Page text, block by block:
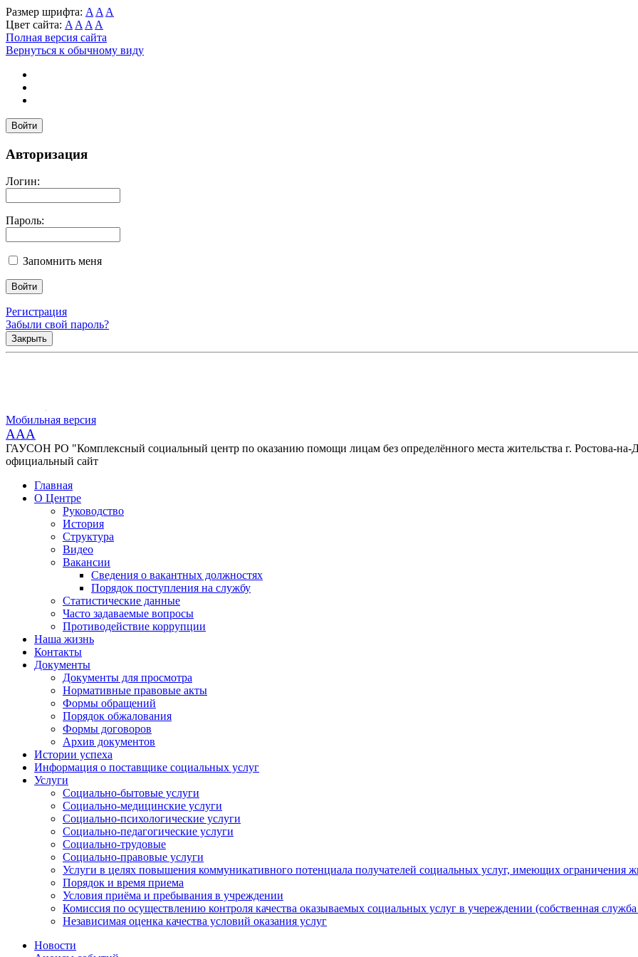
Размер шрифта: A A A
Цвет сайта: A A A A
Полная версия сайта
Вернуться к обычному виду
Войти
Авторизация
Логин:
Пароль:
Запомнить меня
Регистрация
Забыли свой пароль?
Закрыть
Мобильная версия
AAA
ГАУСОН РО "Комплексный социальный центр по оказанию помощи лицам без определённого места жительства г. Ростова-на-
официальный сайт
Главная
О Центре
Руководство
История
Структура
Видео
Вакансии
Сведения о вакантных должностях
Порядок поступления на службу
Статистические данные
Часто задаваемые вопросы
Противодействие коррупции
Наша жизнь
Контакты
Документы
Документы для просмотра
Нормативные правовые акты
Формы обращений
Порядок обжалования
Формы договоров
Архив документов
Истории успеха
Информация о поставщике социальных услуг
Услуги
Социально-бытовые услуги
Социально-медицинские услуги
Социально-психологические услуги
Социально-педагогические услуги
Социально-трудовые
Социально-правовые услуги
Услуги в целях повышения коммуникативного потенциала получателей социальных услуг, имеющих ограничения
Порядок и время приема
Условия приёма и пребывания в учреждении
Комиссия по осуществлению контроля качества оказываемых социальных услуг в учереждении (собственная
Независимая оценка качества условий оказания услуг
Новости